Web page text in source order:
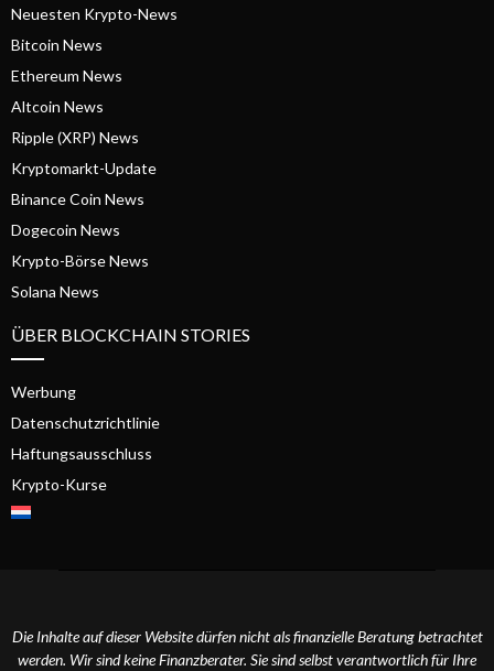
Neuesten Krypto-News
Bitcoin News
Ethereum News
Altcoin News
Ripple (XRP) News
Kryptomarkt-Update
Binance Coin News
Dogecoin News
Krypto-Börse News
Solana News
ÜBER BLOCKCHAIN STORIES
Werbung
Datenschutzrichtlinie
Haftungsausschluss
Krypto-Kurse
Die Inhalte auf dieser Website dürfen nicht als finanzielle Beratung betrachtet
werden. Wir sind keine Finanzberater. Sie sind selbst verantwortlich für Ihre